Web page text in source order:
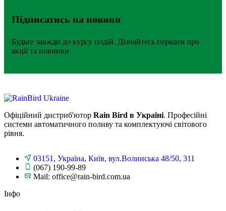
Підписатись на новини
Будьте завжди до курсу подій. Дізнайтесь першим про
акції та новинки
Офіційний дистриб'ютор Rain Bird в Україні. Професійні
системи автоматичного поливу та комплектуючі світового
рівня.
03151, Україна, Київ, вул.Волинська 48/50, 311
(067) 190-99-89
Mail: office@rain-bird.com.ua
Інфо